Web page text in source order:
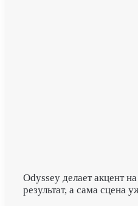
Odyssey делает акцент
результат, а сама сцена